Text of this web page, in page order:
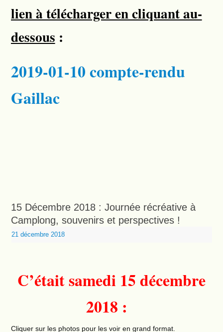
lien à télécharger en cliquant au-
dessous :
2019-01-10 compte-rendu
Gaillac
15 Décembre 2018 : Journée récréative à
Camplong, souvenirs et perspectives !
21 décembre 2018
C’était samedi 15 décembre
2018 :
Cliquer sur les photos pour les voir en grand format.